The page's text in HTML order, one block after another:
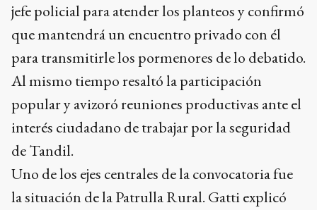
jefe policial para atender los planteos y confirmó
que mantendrá un encuentro privado con él
para transmitirle los pormenores de lo debatido.
Al mismo tiempo resaltó la participación
popular y avizoró reuniones productivas ante el
interés ciudadano de trabajar por la seguridad
de Tandil.
Uno de los ejes centrales de la convocatoria fue
la situación de la Patrulla Rural. Gatti explicó